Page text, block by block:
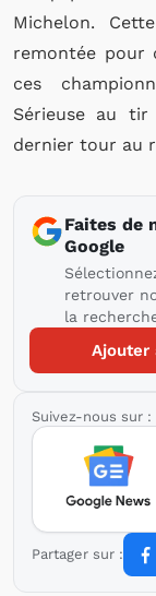
Michelon.
remontée pour
ces
Sérieuse au
dernier tour au
Faites de
Google
retrouver
la
Ajouter
Suivez-nous sur :
Partager sur :